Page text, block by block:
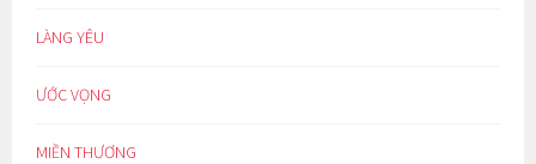
LÀNG YÊU
ƯỚC VỌNG
MIỀN THƯƠNG